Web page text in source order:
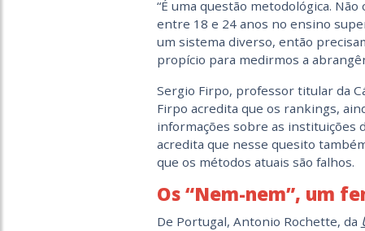
“É uma questão metodológica.
entre 18 e 24 anos no ensino
um sistema diverso, então
propício para medirmos a
Sergio Firpo, professor titular da
Firpo acredita que os rankings,
informações sobre as instituições
acredita que nesse quesito
que os métodos atuais são falhos.
Os “Nem-nem”, um
De Portugal, Antonio Rochette, da